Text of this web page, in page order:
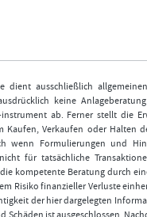
dient ausschließlich
keine
ab. Ferner stellt die
Kaufen, Verkaufen oder Halten
wenn Formulierungen und
für tatsächliche
kompetente Beratung durch
Risiko finanzieller Verluste
der hier dargelegten